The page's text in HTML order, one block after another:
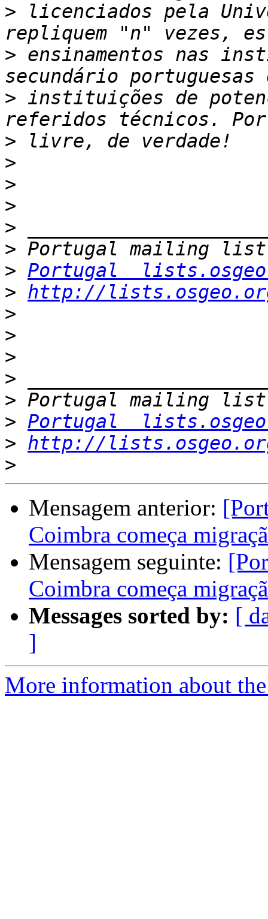
> licenciados pela
> ensinamentos nas
> instituições de
>
>
>
>
>
>
> Portugal
> http://
>
>
>
>
>
> Portugal
> http://
>
Mensagem anterior:
Coimbra começa
Mensagem seguinte:
Coimbra começa
Messages sorted by: [
]
More information about